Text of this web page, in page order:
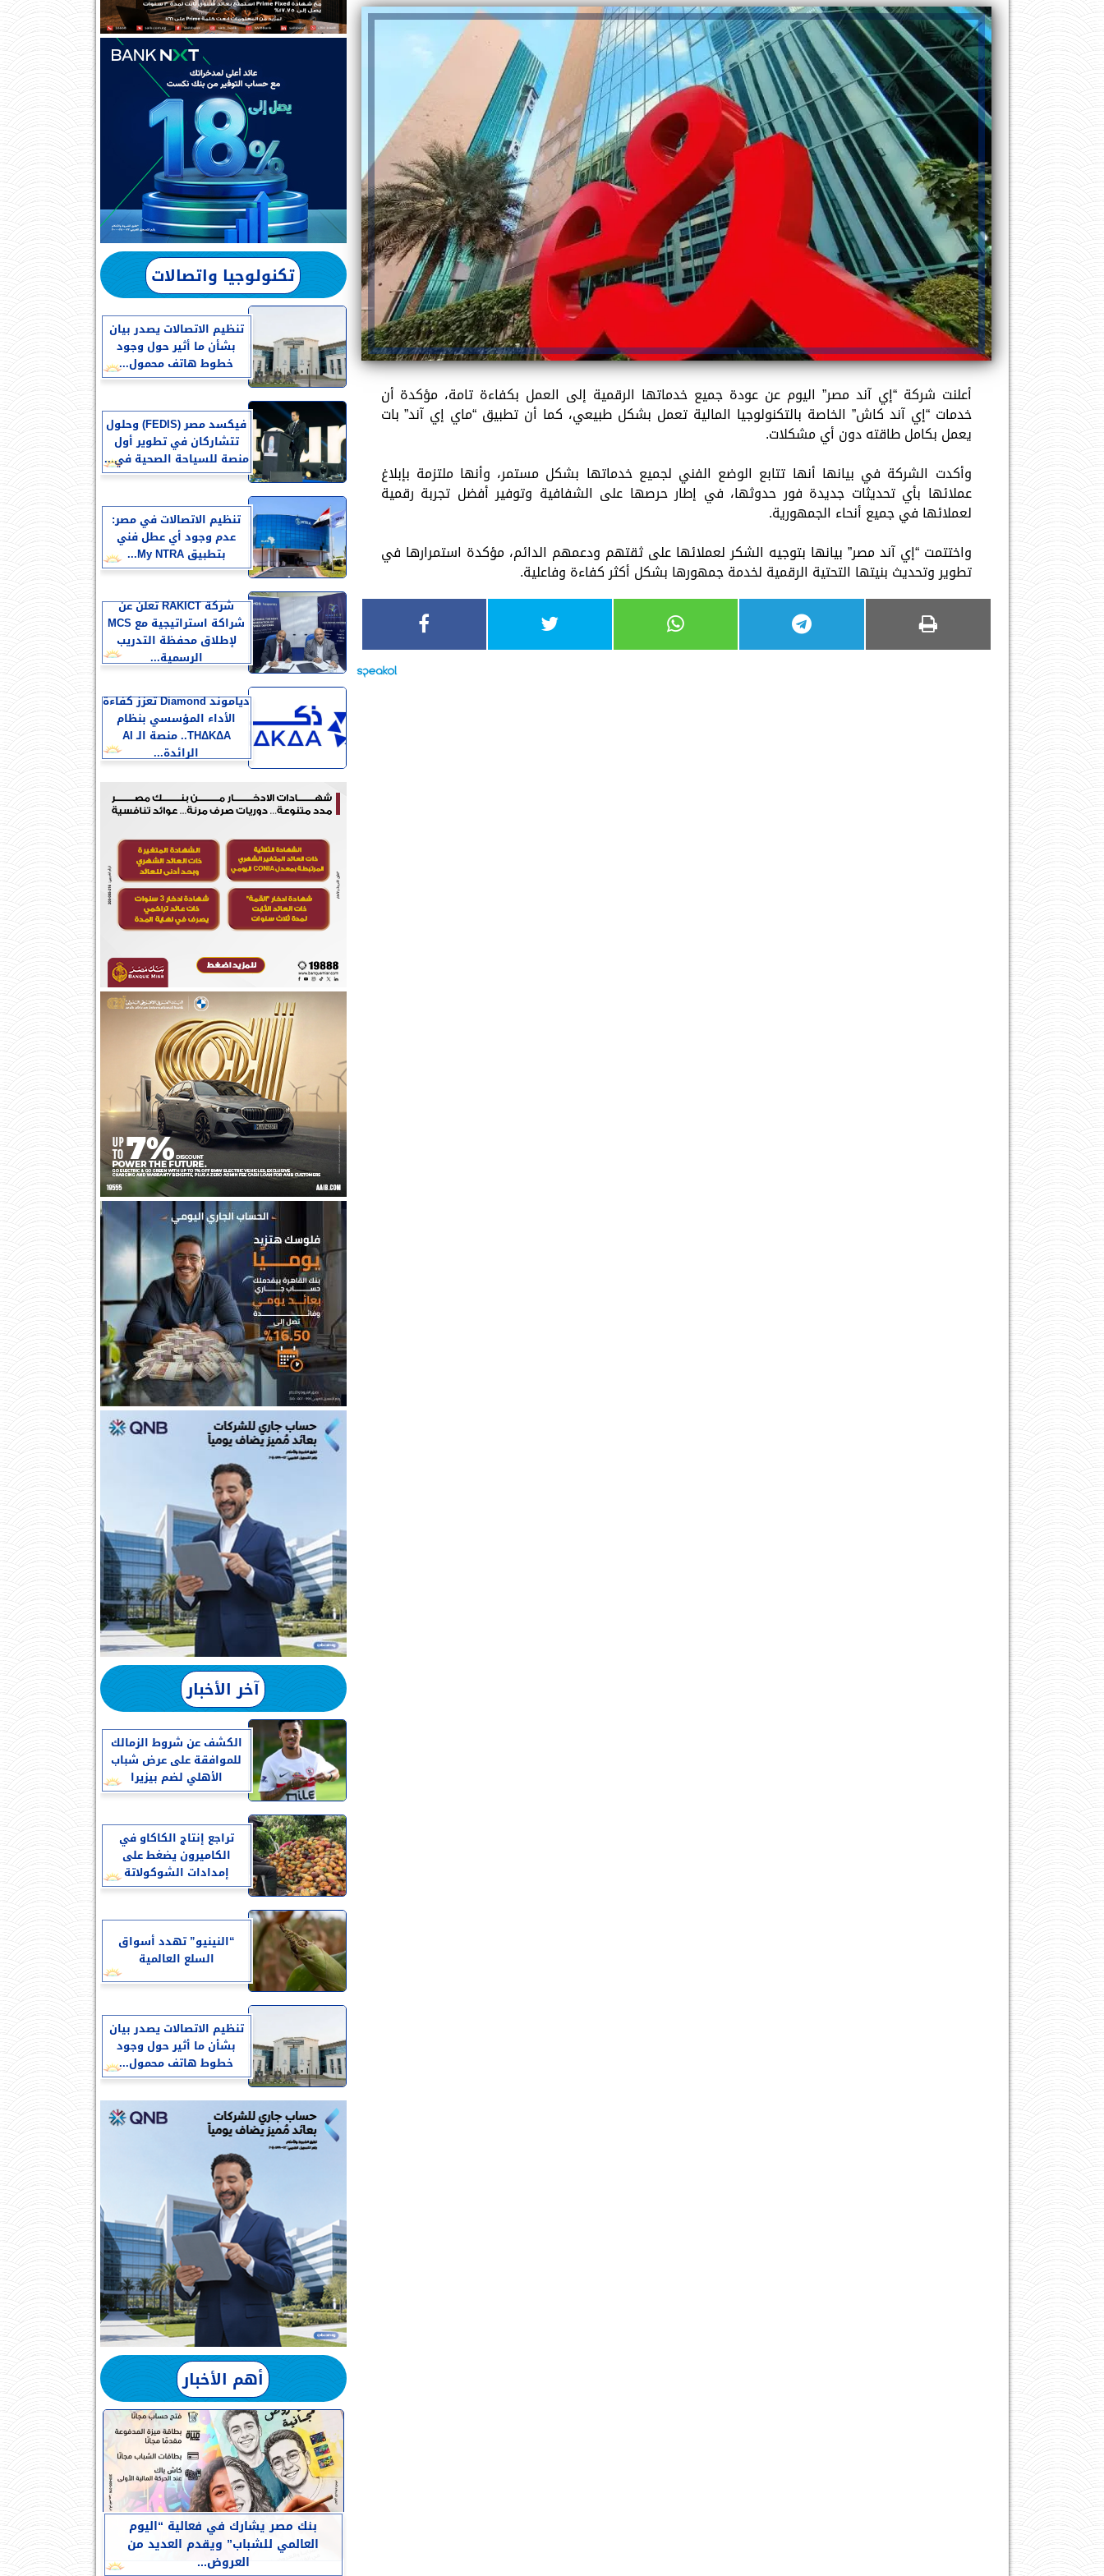
أعلنت شركة “إي آند مصر” اليوم عن عودة جميع خدماتها الرقمية إلى العمل بكفاءة تامة، مؤكدة أن
خدمات “إي آند كاش” الخاصة بالتكنولوجيا المالية تعمل بشكل طبيعي، كما أن تطبيق “ماي إي آند” بات
يعمل بكامل طاقته دون أي مشكلات.
وأكدت الشركة في بيانها أنها تتابع الوضع الفني لجميع خدماتها بشكل مستمر، وأنها ملتزمة بإبلاغ
عملائها بأي تحديثات جديدة فور حدوثها، في إطار حرصها على الشفافية وتوفير أفضل تجربة رقمية
لعملائها في جميع أنحاء الجمهورية.
واختتمت “إي آند مصر” بيانها بتوجيه الشكر لعملائها على ثقتهم ودعمهم الدائم، مؤكدة استمرارها في
تطوير وتحديث بنيتها التحتية الرقمية لخدمة جمهورها بشكل أكثر كفاءة وفاعلية.
تكنولوجيا واتصالات
تنظيم الاتصالات يصدر بيان
بشأن ما أثير حول وجود
خطوط هاتف محمول...
فيكسد مصر (FEDIS) وحلول
تتشاركان في تطوير أول
منصة للسياحة الصحية في...
تنظيم الاتصالات في مصر:
عدم وجود أي عطل فني
بتطبيق My NTRA...
شركة RAKICT تعلن عن
شراكة استراتيجية مع MCS
لإطلاق محفظة التدريب
الرسمية...
دياموند Diamond تعزز كفاءة
الأداء المؤسسي بنظام
THΔKΔA.. منصة الـ AI
الرائدة...
آخر الأخبار
الكشف عن شروط الزمالك
للموافقة على عرض شباب
الأهلي لضم بيزيرا
تراجع إنتاج الكاكاو في
الكاميرون يضغط على
إمدادات الشوكولاتة
“النينيو” تهدد أسواق
السلع العالمية
تنظيم الاتصالات يصدر بيان
بشأن ما أثير حول وجود
خطوط هاتف محمول...
أهم الأخبار
بنك مصر يشارك في فعالية “اليوم
العالمي للشباب” ويقدم العديد من
العروض...